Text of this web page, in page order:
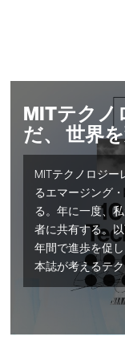
MITテクノ
だ、 世界
MITテクノロジー
るエマージング
る。年に一度、
者に共有する。
年間で進歩を促
本誌が考えるテク